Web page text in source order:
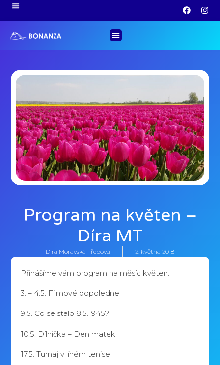
Program na květen –
Díra MT
Díra Moravská Třebová 2. května 2018
Přinášíme vám program na měsíc květen.
3. – 4.5. Filmové odpoledne
9.5. Co se stalo 8.5.1945?
10.5. Dílnička – Den matek
17.5. Turnaj v líném tenise